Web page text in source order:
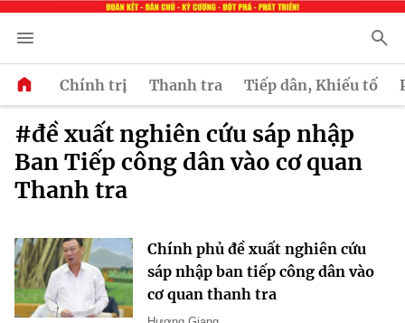
Chính trị Thanh tra Tiếp dân, Khiếu tố
#đề xuất nghiên cứu sáp nhập
Ban Tiếp công dân vào cơ quan
Thanh tra
Chính phủ đề xuất nghiên cứu
sáp nhập ban tiếp công dân vào
cơ quan thanh tra